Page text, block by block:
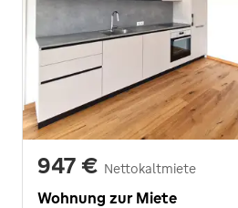
947 € Nettokaltmiete
Wohnung zur Miete